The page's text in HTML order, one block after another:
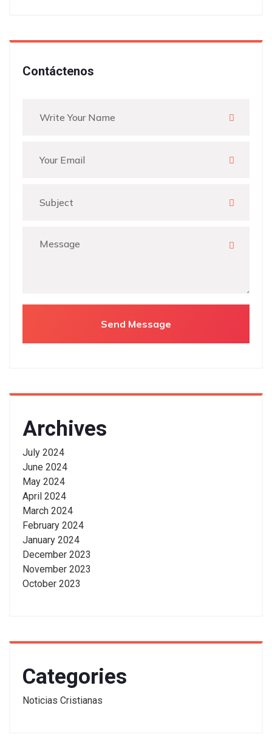
Contáctenos
Archives
July 2024
June 2024
May 2024
April 2024
March 2024
February 2024
January 2024
December 2023
November 2023
October 2023
Categories
Noticias Cristianas